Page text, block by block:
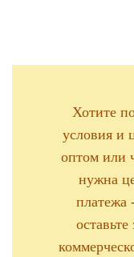
Хотите
условия и
оптом или
нужна
платежа